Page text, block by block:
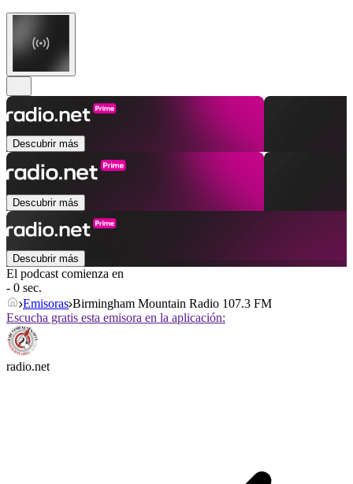
Descubrir más
Descubrir más
Descubrir más
El podcast comienza en
- 0 sec.
Emisoras Birmingham Mountain Radio 107.3 FM
Escucha gratis esta emisora en la aplicación:
radio.net